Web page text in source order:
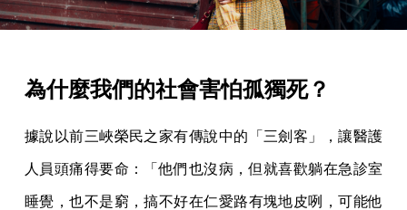
為什麼我們的社會害怕孤獨死？
據說以前三峽榮民之家有傳說中的「三劍客」，讓醫護
人員頭痛得要命：「他們也沒病，但就喜歡躺在急診室
睡覺，也不是窮，搞不好在仁愛路有塊地皮咧，可能他